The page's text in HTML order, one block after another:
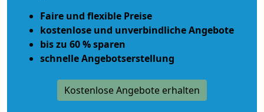
Faire und flexible Preise
kostenlose und unverbindliche Angebote
bis zu 60 % sparen
schnelle Angebotserstellung
Kostenlose Angebote erhalten